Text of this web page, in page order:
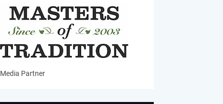
Media Partner